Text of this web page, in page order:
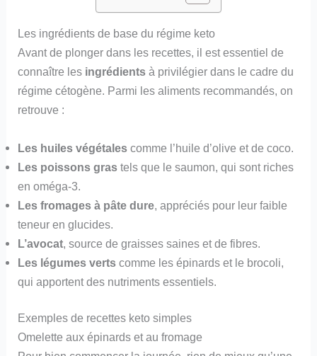
Les ingrédients de base du régime keto
Avant de plonger dans les recettes, il est essentiel de
connaître les ingrédients à privilégier dans le cadre du
régime cétogène. Parmi les aliments recommandés, on
retrouve :
Les huiles végétales comme l’huile d’olive et de coco.
Les poissons gras tels que le saumon, qui sont riches
en oméga-3.
Les fromages à pâte dure , appréciés pour leur faible
teneur en glucides.
L’avocat , source de graisses saines et de fibres.
Les légumes verts comme les épinards et le brocoli,
qui apportent des nutriments essentiels.
Exemples de recettes keto simples
Omelette aux épinards et au fromage